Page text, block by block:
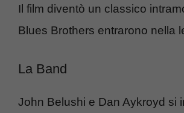
Il film diventò un classico
Blues Brothers entrarono nella
La Band
John Belushi e Dan Aykroyd si